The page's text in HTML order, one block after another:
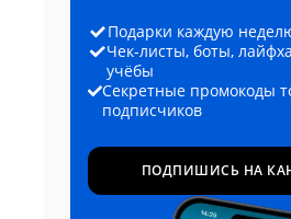
Подарки каждую
Чек-листы, боты,
учёбы
Секретные промокоды
подписчиков
ПОДПИШИСЬ НА